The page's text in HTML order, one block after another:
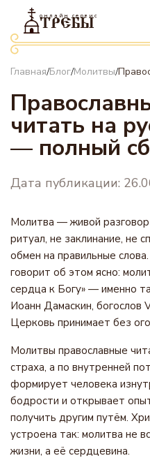
онлайн сервис
ТРЕБЫ
Главная/Блог/Молитвы/
читать на
— полный
Дата публикации:
Молитва — живой разговор
ритуал, не заклинание, не
обмен на правильные
говорит об этом ясно:
сердца к Богу» — именно
Иоанн Дамаскин, богослов
Церковь принимает без
Молитвы православные
страха, а по внутренней
формирует человека
бодрости и открывает
получить другим путём.
устроена так: молитва не
жизни, а её сердцевина.